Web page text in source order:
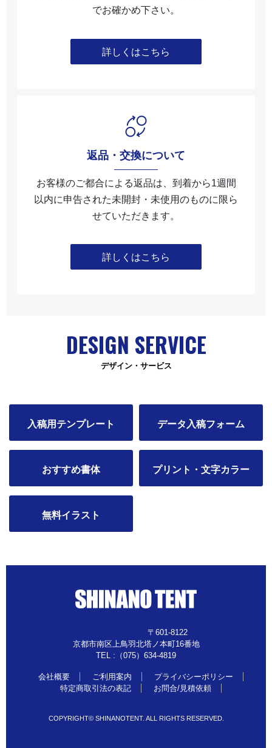
でお確かめ下さい。
詳しくはこちら
返品・交換について
お客様のご都合による返品は、到着から1週間
以内に申告された未開封・未使⽤のものに限ら
せていただきます。
詳しくはこちら
DESIGN SERVICE
デザイン・サービス
入稿用テンプレート データ入稿フォーム
おすすめ書体 プリント・文字カラー
無料イラスト
〒601-8122
京都市南区上鳥羽北塔ノ本町16番地
TEL :（075）634-4819
会社概要 ご利用案内
プライバシーポリシー
特定商取引法の表記
お問合/見積依頼
COPYRIGHT© SHINANOTENT. ALL RIGHTS RESERVED.